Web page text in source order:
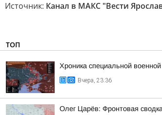
Источник: Канал в МАКС "Вести
ТОП
Хроника специальной
Вчера, 23:36
Олег Царёв: Фронтовая